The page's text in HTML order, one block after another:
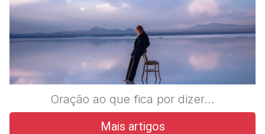
Oração ao que fica por dizer…
Mais artigos